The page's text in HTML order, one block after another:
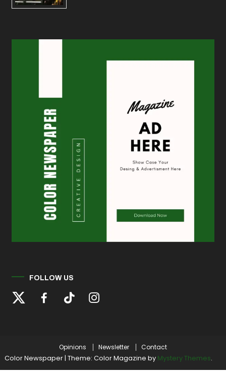
FOLLOW US
Opinions Newsletter Contact
Color Newspaper | Theme: Color Magazine by Mystery Themes.